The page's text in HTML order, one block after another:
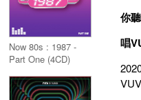
Now 80s : 1987 -
Part One (4CD)
你
唱